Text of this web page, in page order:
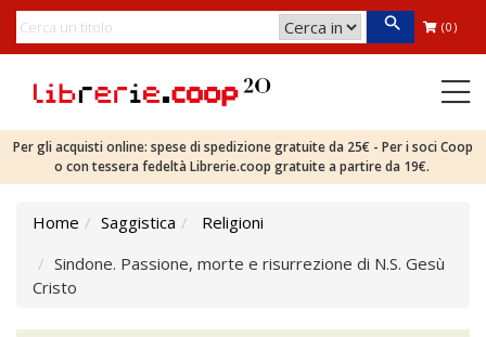
(0)
Per gli acquisti online: spese di spedizione gratuite da 25€ - Per i soci Coop
o con tessera fedeltà Librerie.coop gratuite a partire da 19€.
Home Saggistica
Religioni
Sindone. Passione, morte e risurrezione di N.S. Gesù
Cristo